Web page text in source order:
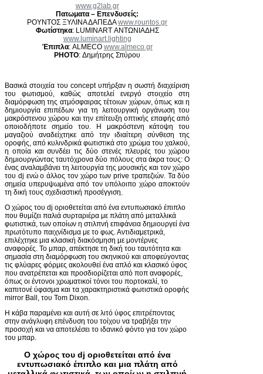
www.g2lab.gr
Πατωματα – Επενδυσείς:
ΡΟΥΝΤΟΣ ΞΥΛΙΝΑ ΔΑΠΕΔΑwww.rountos.gr
Φωτίστηκα: LUMINART ΑΝΤΩΝΙΑΔΗΣ
www.luminart.lighting
Έπιπλα: ALMECO www.almeco.gr
PHOTO: Δημήτρης Σπύρου
Βασικά στοιχεία του concept υπήρξαν η σωστή διαχείριση
του φωτισμού, καθώς αποτελεί ενεργό στοιχείο στη
διαμόρφωση της ατμόσφαιρας τέτοιων χώρων, όπως και η
δημιουργία επιπέδων για τη λειτουργική οργάνωση του
μακρόστενου χώρου και την επίτευξη οπτικής επαφής από
οποιοδήποτε σημείο του. Η μακρόστενη κάτοψη του
μαγαζιού αναδείχτηκε από την ιδιαίτερη σύνθεση της
οροφής, από κυλινδρικά φωτιστικά στο χρώμα του χαλκού,
η οποία και συνδέει τις δύο στενές πλευρές του χώρου
δημιουργώντας ταυτόχρονα δύο πόλους στα άκρα τους: Ο
ένας αναλαμβάνει τη λειτουργία της μουσικής και τον χώρο
του dj ενώ ο άλλος τον χώρο των prive τραπεζιών. Τα δύο
σημεία υπερυψωμένα από τον υπόλοιπο χώρο αποκτούν
τη δική τους σχεδιαστική προσέγγιση.
Ο χώρος του dj οριοθετείται από ένα εντυπωσιακό έπιπλο
που θυμίζει παλιά συρταριέρα με πλάτη από μεταλλικά
φωτιστικά, των οποίων η στιλπνή επιφάνεια δημιουργεί ένα
πρωτότυπο παιχνίδισμα με το φως. Αντιδιαμετρικά,
επιλέχτηκε μια κλασική διακόσμηση με μοντέρνες
αναφορές. Το μπαρ, απέκτησε τη δική του ταυτότητα και
σημασία στη διαμόρφωση του σκηνικού και αποφεύγοντας
τις φλύαρες φόρμες ακολουθεί ένα απλό και κλασικό ύφος
που ανατρέπεται και προσδιορίζεται από ποπ αναφορές,
όπως οι έντονοι χρωματικοί τόνοι του πορτοκαλί, το
καπιτονέ ύφασμα και τα χαρακτηριστικά φωτιστικά οροφής
mirror Ball, του Tom Dixon.
Η κάβα παραμένει και αυτή σε λιτό ύφος επιτρέποντας
στην ανάγλυφη επένδυση του τοίχου να τραβήξει την
προσοχή και να αποτελέσει το ιδανικό φόντο για τον χώρο
του μπαρ.
Ο χώρος του dj οριοθετείται από ένα
εντυπωσιακό έπιπλο και μια πλάτη από